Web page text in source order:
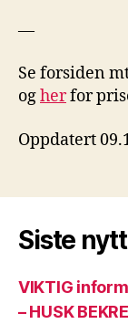
—
Se forsiden
ogherfor
Oppdatert
Siste nytt
VIKTIG
– HUSK